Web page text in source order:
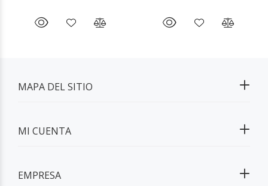
MAPA DEL SITIO
MI CUENTA
EMPRESA